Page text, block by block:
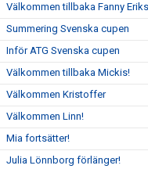
Välkommen tillbaka Fanny
Summering Svenska cupen
Inför ATG Svenska cupen
Välkommen tillbaka Mickis!
Välkommen Kristoffer
Välkommen Linn!
Mia fortsätter!
Julia Lönnborg förlänger!